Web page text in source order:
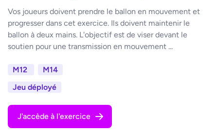
Vos joueurs doivent prendre le ballon en mouvement et
progresser dans cet exercice. Ils doivent maintenir le
ballon à deux mains. L'objectif est de viser devant le
soutien pour une transmission en mouvement ...
M12
M14
Jeu déployé
J'accède à l'exercice